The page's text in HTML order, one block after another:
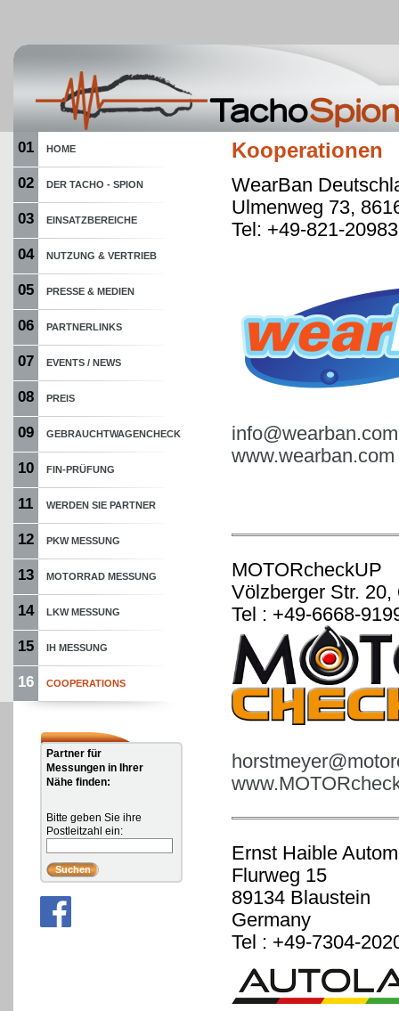
01 HOME
02 DER TACHO - SPION
03 EINSATZBEREICHE
04 NUTZUNG & VERTRIEB
05 PRESSE & MEDIEN
06 PARTNERLINKS
07 EVENTS / NEWS
08 PREIS
09 GEBRAUCHTWAGENCHECK
10 FIN-PRÜFUNG
11 WERDEN SIE PARTNER
12 PKW MESSUNG
13 MOTORRAD MESSUNG
14 LKW MESSUNG
15 IH MESSUNG
16 COOPERATIONS
Partner für
Messungen in Ihrer
Nähe finden:
Bitte geben Sie ihre
Postleitzahl ein:
Kooperationen
WearBan
Ulmenweg 73,
Tel: +49-821-
info@wearban.com
www.wearban.com
MOTORcheckUP
Völzberger Str.
Tel : +49-6668-
Ernst Haible
Flurweg 15
89134 Blaustein
Germany
Tel : +49-7304-